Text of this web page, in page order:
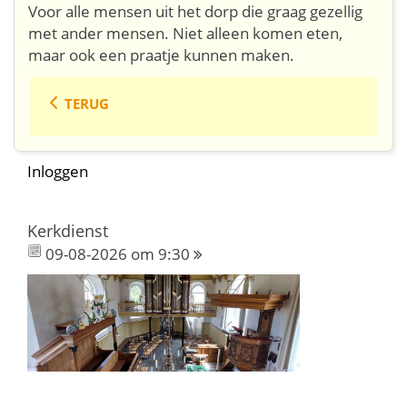
Voor alle mensen uit het dorp die graag gezellig
met ander mensen. Niet alleen komen eten,
maar ook een praatje kunnen maken.
TERUG
Inloggen
Kerkdienst
09-08-2026 om 9:30